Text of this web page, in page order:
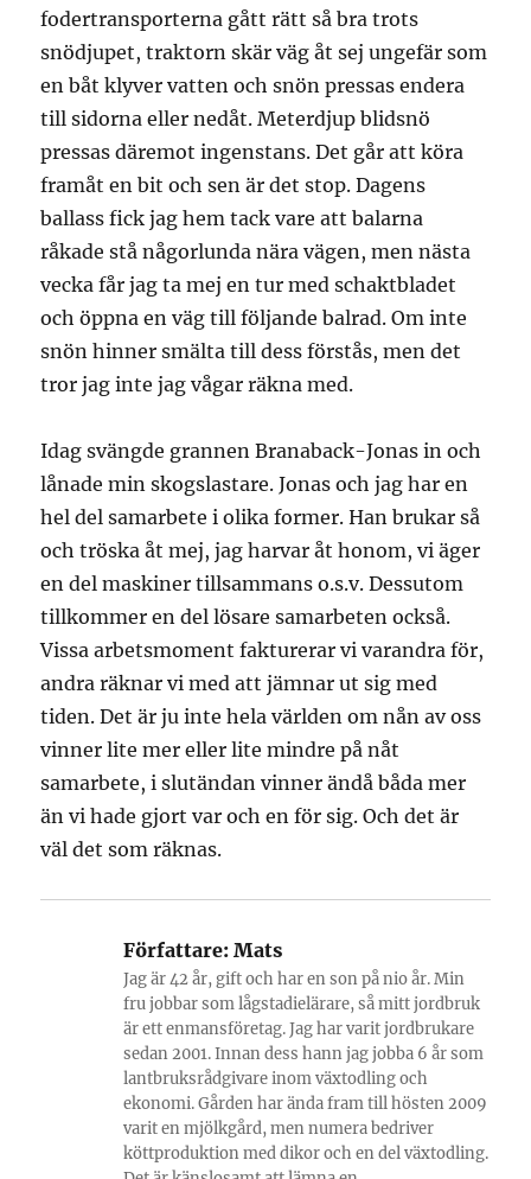
fodertransporterna gått rätt så bra trots
snödjupet, traktorn skär väg åt sej ungefär som
en båt klyver vatten och snön pressas endera
till sidorna eller nedåt. Meterdjup blidsnö
pressas däremot ingenstans. Det går att köra
framåt en bit och sen är det stop. Dagens
ballass fick jag hem tack vare att balarna
råkade stå någorlunda nära vägen, men nästa
vecka får jag ta mej en tur med schaktbladet
och öppna en väg till följande balrad. Om inte
snön hinner smälta till dess förstås, men det
tror jag inte jag vågar räkna med.
Idag svängde grannen Branaback-Jonas in och
lånade min skogslastare. Jonas och jag har en
hel del samarbete i olika former. Han brukar så
och tröska åt mej, jag harvar åt honom, vi äger
en del maskiner tillsammans o.s.v. Dessutom
tillkommer en del lösare samarbeten också.
Vissa arbetsmoment fakturerar vi varandra för,
andra räknar vi med att jämnar ut sig med
tiden. Det är ju inte hela världen om nån av oss
vinner lite mer eller lite mindre på nåt
samarbete, i slutändan vinner ändå båda mer
än vi hade gjort var och en för sig. Och det är
väl det som räknas.
Författare: Mats
Jag är 42 år, gift och har en son på nio år. Min
fru jobbar som lågstadielärare, så mitt jordbruk
är ett enmansföretag. Jag har varit jordbrukare
sedan 2001. Innan dess hann jag jobba 6 år som
lantbruksrådgivare inom växtodling och
ekonomi. Gården har ända fram till hösten 2009
varit en mjölkgård, men numera bedriver
köttproduktion med dikor och en del växtodling.